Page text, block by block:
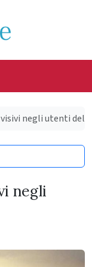
negli utenti del
negli